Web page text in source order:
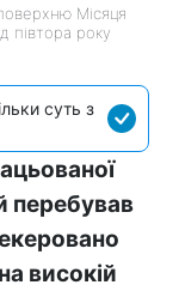
Місяця
півтора року
суть з
перебував
високій